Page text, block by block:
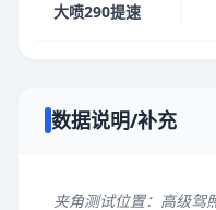
大喷290提速
数据说明/补充
夹角测试位置：高级驾